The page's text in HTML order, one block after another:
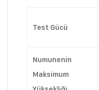
Test Gücü
Numunenin
Maksimum